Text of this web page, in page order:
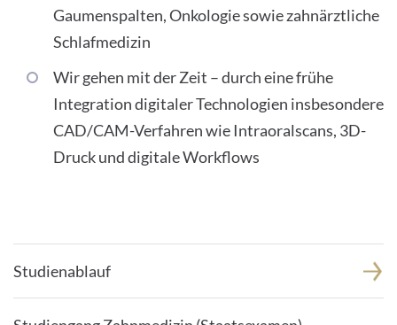
Gaumenspalten, Onkologie sowie zahnärztliche
Schlafmedizin
Wir gehen mit der Zeit – durch eine frühe
Integration digitaler Technologien insbesondere
CAD/CAM-Verfahren wie Intraoralscans, 3D-
Druck und digitale Workflows
Studienablauf